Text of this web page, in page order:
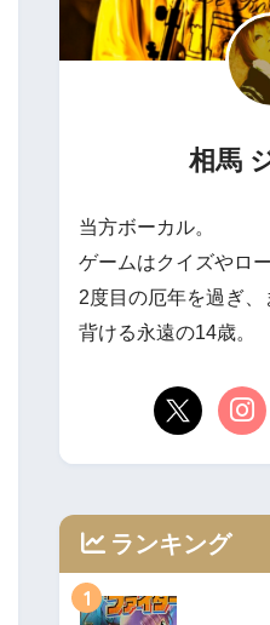
相馬
当方ボーカル。
ゲームはクイズやロ
2度目の厄年を過ぎ
背ける永遠の14歳。
ランキング
1